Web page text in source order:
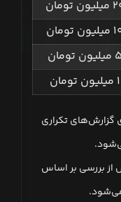
گزارش‌های تکراری
بررسی بر اساس